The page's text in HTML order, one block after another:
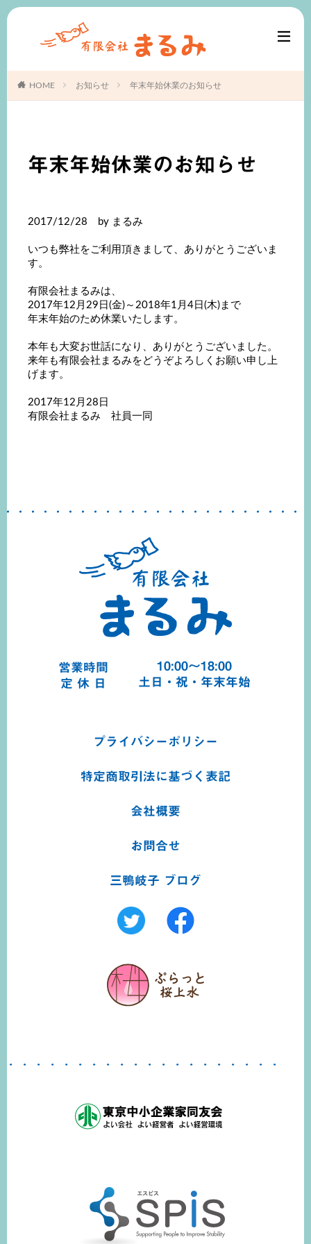
HOME お知らせ 年末年始休業のお知らせ
年末年始休業のお知らせ
2017/12/28 by まるみ
いつも弊社をご利用頂きまして、ありがとうございま
す。
有限会社まるみは、
2017年12月29日(金)～2018年1月4日(木)まで
年末年始のため休業いたします。
本年も大変お世話になり、ありがとうございました。
来年も有限会社まるみをどうぞよろしくお願い申し上
げます。
2017年12月28日
有限会社まるみ 社員一同
営業時間
10:00～18:00
定 休 日
土日・祝・年末年始
プライバシーポリシー
特定商取引法に基づく 表記
会社概要
お問合せ
三鴨岐子 ブログ